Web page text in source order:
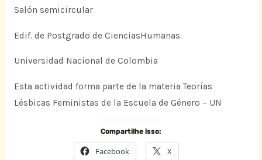
Salón semicircular
Edif. de Postgrado de CienciasHumanas.
Universidad Nacional de Colombia
Esta actividad forma parte de la materia Teorías
Lésbicas Feministas de la Escuela de Género – UN
Compartilhe isso:
Facebook X